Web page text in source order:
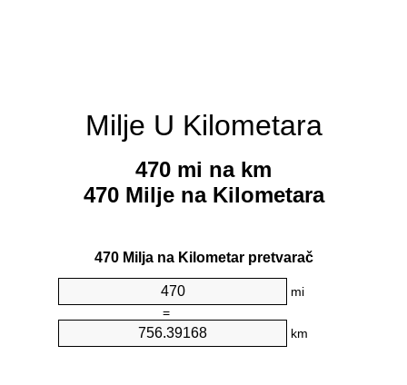
Milje U Kilometara
470 mi na km
470 Milje na Kilometara
470 Milja na Kilometar pretvarač
mi
=
km